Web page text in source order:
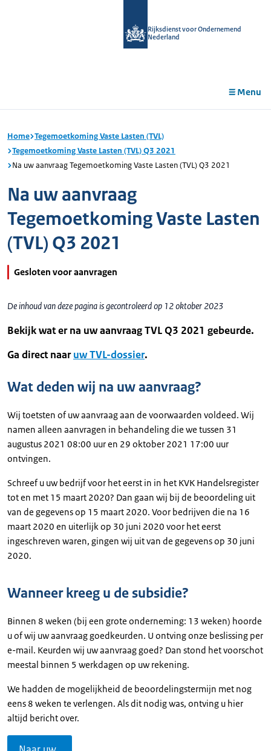
Rijksdienst voor Ondernemend
Nederland
Menu
Home Tegemoetkoming Vaste Lasten (TVL)
Tegemoetkoming Vaste Lasten (TVL) Q3 2021
Na uw aanvraag Tegemoetkoming Vaste Lasten (TVL) Q3 2021
Na uw aanvraag
Tegemoetkoming Vaste Lasten
(TVL) Q3 2021
Gesloten voor aanvragen
De inhoud van deze pagina is gecontroleerd op 12 oktober 2023
Bekijk wat er na uw aanvraag TVL Q3 2021 gebeurde.
Ga direct naaruw TVL-dossier.
Wat deden wij na uw aanvraag?
Wij toetsten of uw aanvraag aan de voorwaarden voldeed. Wij
namen alleen aanvragen in behandeling die we tussen 31
augustus 2021 08:00 uur en 29 oktober 2021 17:00 uur
ontvingen.
Schreef u uw bedrijf voor het eerst in in het KVK Handelsregister
tot en met 15 maart 2020? Dan gaan wij bij de beoordeling uit
van de gegevens op 15 maart 2020. Voor bedrijven die na 16
maart 2020 en uiterlijk op 30 juni 2020 voor het eerst
ingeschreven waren, gingen wij uit van de gegevens op 30 juni
2020.
Wanneer kreeg u de subsidie?
Binnen 8 weken (bij een grote onderneming: 13 weken) hoorde
u of wij uw aanvraag goedkeurden. U ontving onze beslissing per
e-mail. Keurden wij uw aanvraag goed? Dan stond het voorschot
meestal binnen 5 werkdagen op uw rekening.
We hadden de mogelijkheid de beoordelingstermijn met nog
eens 8 weken te verlengen. Als dit nodig was, ontving u hier
altijd bericht over.